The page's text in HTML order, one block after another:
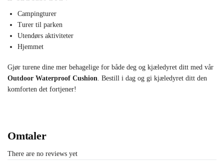
Campingturer
Turer til parken
Utendørs aktiviteter
Hjemmet
Gjør turene dine mer behagelige for både deg og kjæledyret ditt med vår
Outdoor Waterproof Cushion. Bestill i dag og gi kjæledyret ditt den
komforten det fortjener!
Omtaler
There are no reviews yet